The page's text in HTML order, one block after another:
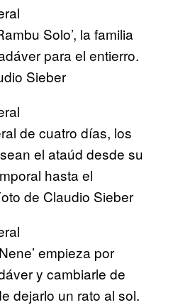
Solo’, la familia
para el entierro.
Sieber
de cuatro días, los
el ataúd desde su
hasta el
de Claudio Sieber
empieza por
y cambiarle de
dejarlo un rato al sol.